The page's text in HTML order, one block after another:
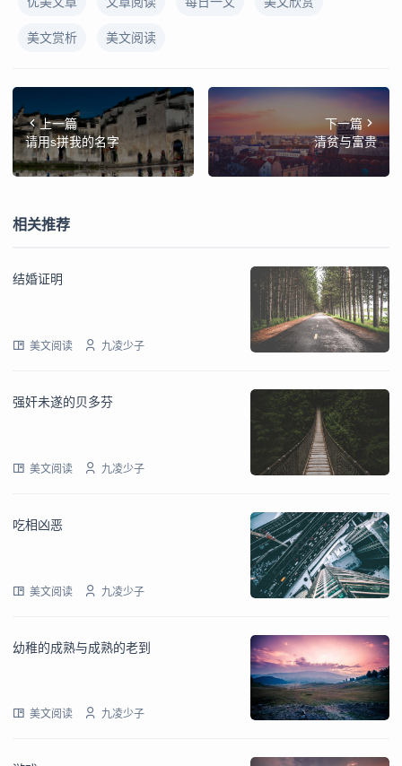
美文赏析 美文阅读
上一篇
请用s拼我的名字
下一篇
清贫与富贵
相关推荐
结婚证明
美文阅读 九凌少子
强奸未遂的贝多芬
美文阅读 九凌少子
吃相凶恶
美文阅读 九凌少子
幼稚的成熟与成熟的老到
美文阅读 九凌少子